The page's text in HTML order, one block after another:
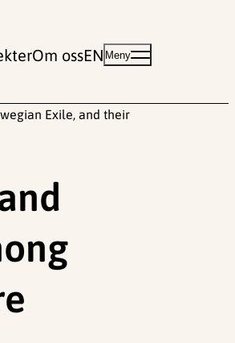
Om ossEN Meny
Exile, and their